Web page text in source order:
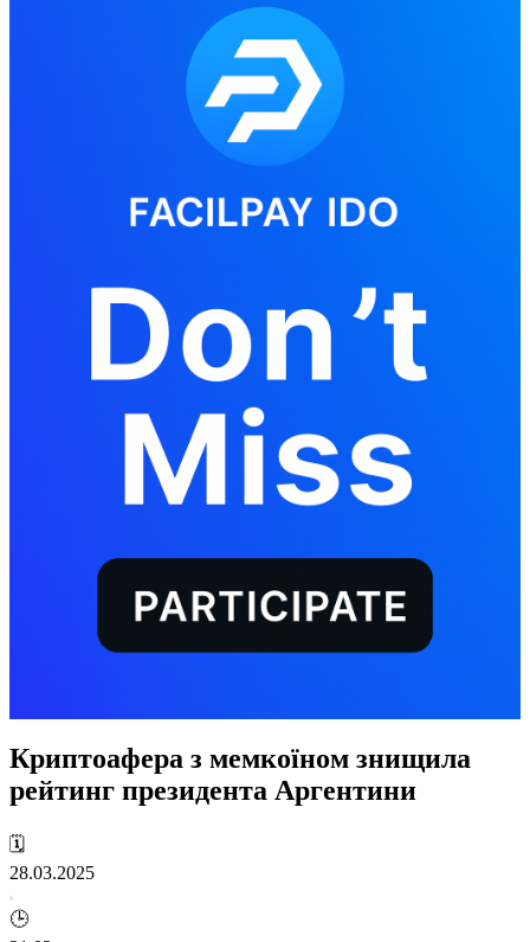
Криптоафера з мемкоїном знищила
рейтинг президента Аргентини
🗓️
28.03.2025
🕒